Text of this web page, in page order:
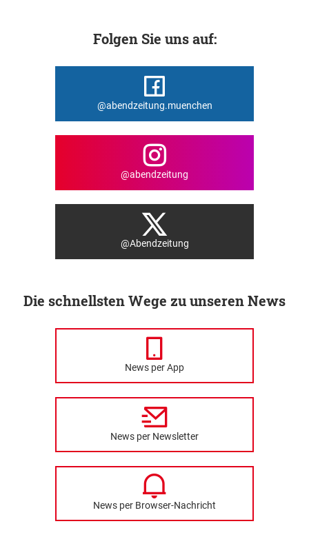
Folgen Sie uns auf:
@abendzeitung.muenchen
@abendzeitung
@Abendzeitung
Die schnellsten Wege zu unseren News
News per App
News per Newsletter
News per Browser-Nachricht